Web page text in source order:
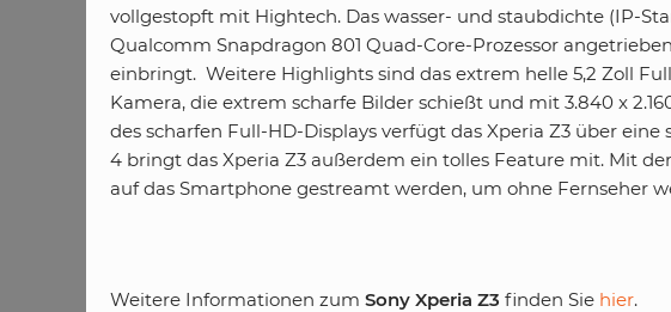
vollgestopft mit Hightech. Das wasser- und staubdichte (IP-
Qualcomm Snapdragon 801 Quad-Core-Prozessor
einbringt. Weitere Highlights sind das extrem helle 5,2 Zoll
Kamera, die extrem scharfe Bilder schießt und mit 3.840 x
des scharfen Full-HD-Displays verfügt das Xperia Z3 über
4 bringt das Xperia Z3 außerdem ein tolles Feature mit. Mit
auf das Smartphone gestreamt werden, um ohne Fernseher
Weitere Informationen zum Sony Xperia Z3 finden Sie hier.